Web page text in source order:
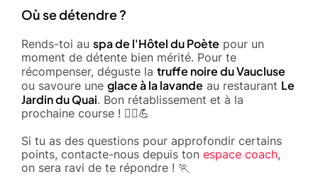
Où se détendre ?
Rends-toi au spa de l'Hôtel du Poète pour un
moment de détente bien mérité. Pour te
récompenser, déguste la truffe noire du Vaucluse
ou savoure une glace à la lavande au restaurant Le
Jardin du Quai. Bon rétablissement et à la
prochaine course ! 🏃‍♂️💪
Si tu as des questions pour approfondir certains
points, contacte-nous depuis ton espace coach,
on sera ravi de te répondre ! 🏃